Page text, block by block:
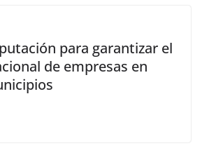
para garantizar el
de empresas en